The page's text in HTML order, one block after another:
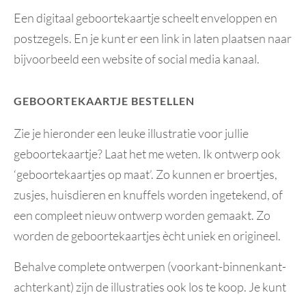
Een digitaal geboortekaartje scheelt enveloppen en
postzegels. En je kunt er een link in laten plaatsen naar
bijvoorbeeld een website of social media kanaal.
GEBOORTEKAARTJE BESTELLEN
Zie je hieronder een leuke illustratie voor jullie
geboortekaartje? Laat het me weten. Ik ontwerp ook
‘geboortekaartjes op maat’. Zo kunnen er broertjes,
zusjes, huisdieren en knuffels worden ingetekend, of
een compleet nieuw ontwerp worden gemaakt. Zo
worden de geboortekaartjes ècht uniek en origineel.
Behalve complete ontwerpen (voorkant-binnenkant-
achterkant) zijn de illustraties ook los te koop. Je kunt